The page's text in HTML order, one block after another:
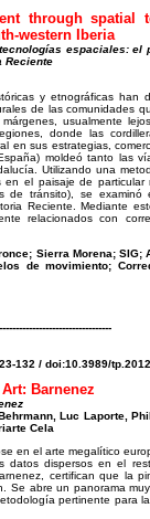
through
western Iberia
espaciales:
Reciente
y etnográficas han
de las comunidades
usualmente
donde las
en sus estrategias,
moldeó tanto las
Utilizando una
el paisaje de
de tránsito), se
Reciente. Mediante
relacionados con
Sierra Morena;
de movimiento;
132 / doi:10.3989/
Barnenez
Luc Laporte,
Cela
en el arte megalítico
datos dispersos en el
certifican que la
Se abre un panorama
pertinente para